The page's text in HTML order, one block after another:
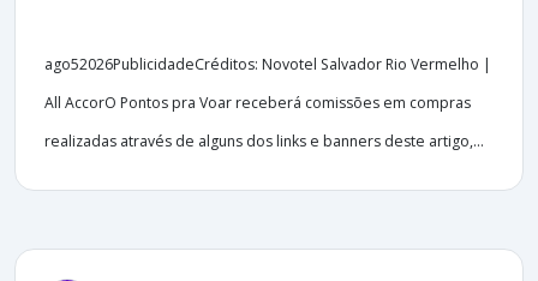
ago52026PublicidadeCréditos: Novotel Salvador Rio Vermelho |
All AccorO Pontos pra Voar receberá comissões em compras
realizadas através de alguns dos links e banners deste artigo,...